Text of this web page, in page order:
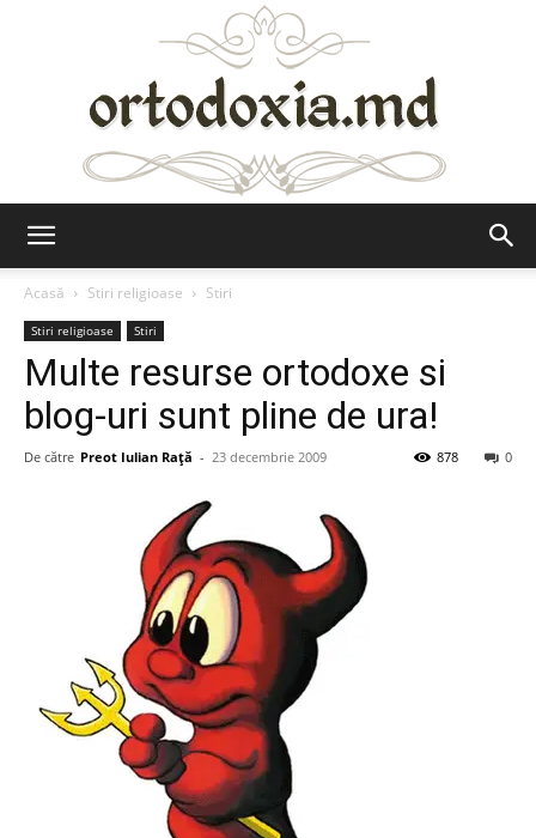
Acasă
Stiri religioase Stiri
Stiri religioase Stiri
Multe resurse ortodoxe si
blog-uri sunt pline de ura!
De către Preot Iulian Raţă - 23 decembrie 2009 0
878